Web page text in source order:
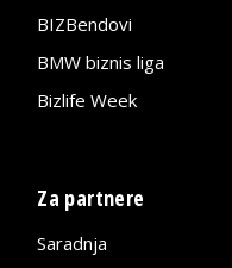
BIZBendovi
BMW biznis liga
Bizlife Week
Za partnere
Saradnja